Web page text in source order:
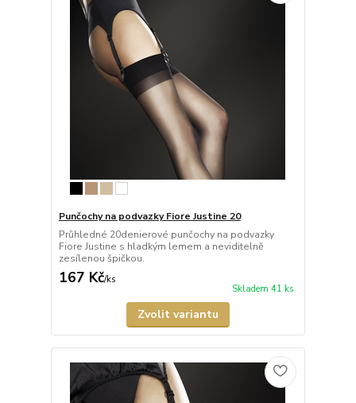
Punčochy na podvazky Fiore Justine 20
Průhledné 20denierové punčochy na podvazky
Fiore Justine s hladkým lemem a neviditelně
zesílenou špičkou.
167 Kč/ks
Skladem 41 ks
Zvolit variantu